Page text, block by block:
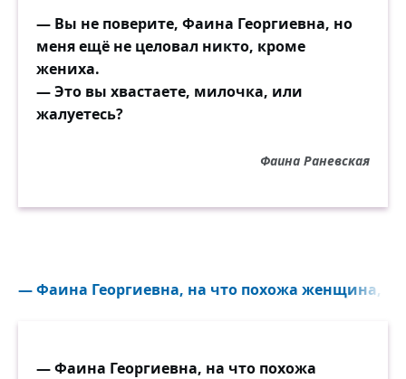
— Вы не поверите, Фаина Георгиевна, но
меня ещё не целовал никто, кроме
жениха.
— Это вы хвастаете, милочка, или
жалуетесь?
Фаина Раневская
— Фаина Георгиевна, на что похожа женщина,
— Фаина Георгиевна, на что похожа